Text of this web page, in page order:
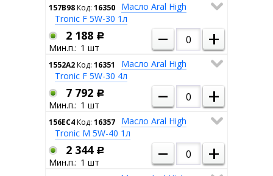
157B98Код: 16350
Масло Aral High
Tronic F 5W-30 1л
2 188 Р
1 – +
1552A2Код: 16351
Масло Aral High
Tronic F 5W-30 4л
7 792 Р
1 – +
156EC4Код: 16357
Масло Aral High
Tronic M 5W-40 1л
2 344 Р
1 – +